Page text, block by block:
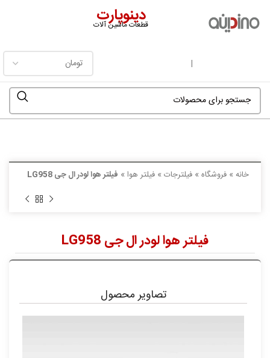
دینوپارت
قطعات ماشین آلات
|
خانه» فروشگاه» فیلترجات» فیلتر هوا» فیلتر هوا لودر ال جی LG958
فیلتر هوا لودر ال جی LG958
تصاویر محصول